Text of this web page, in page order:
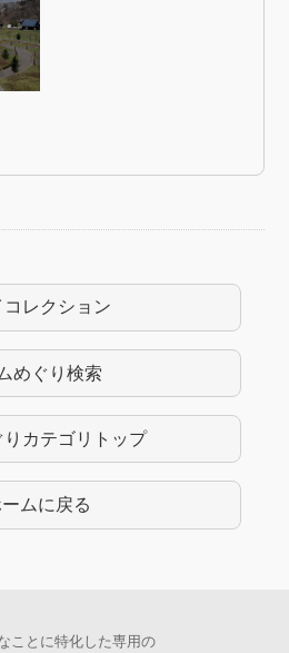
コレクション
めぐり検索
カテゴリトップ
ムに戻る
ことに特化した専用の